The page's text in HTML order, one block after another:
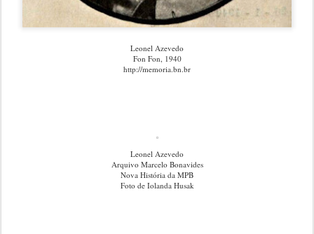
Leonel Azevedo
Fon Fon, 1940
http://memoria.bn.br
Leonel Azevedo
Arquivo Marcelo Bonavides
Nova História da MPB
Foto de Iolanda Husak